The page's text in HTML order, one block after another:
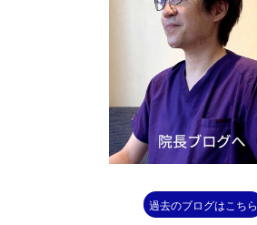
過去のブログはこちら